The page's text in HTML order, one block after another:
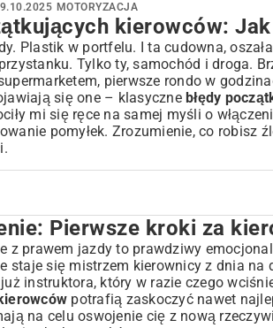
MOTORYZACJA
kierowców:
Plastik w portfelu. I ta cudowna,
Tylko ty, samochód i droga.
pierwsze rondo w
się one – klasyczne błędy
mi się ręce na samej myśli o
pomyłek. Zrozumienie, co robisz
kroki za kierownicą – co czeka
podczas manewrowania i parkowania
i parkowaniem równoległym
pojazdu
Błędy w ruchu miejskim i poza nim
Pierwsze kroki za
z prawem jazdy to prawdziwy
staje się mistrzem kierownicy z dnia
instruktora, który w razie czego
potrafią zaskoczyć nawet
na celu oswojenie cię z nową